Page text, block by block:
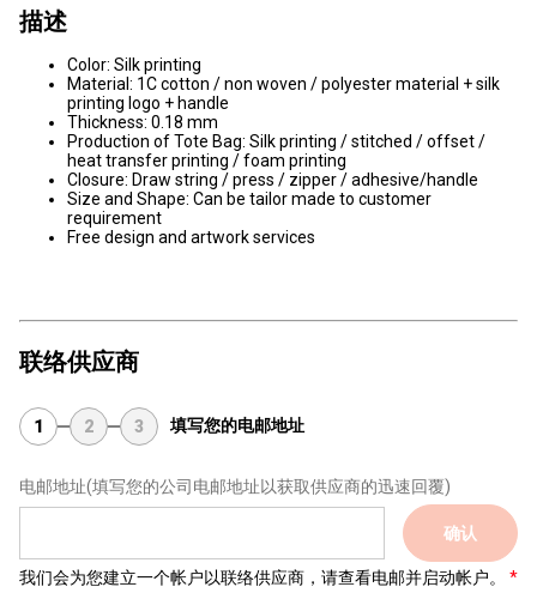
描述
Color: Silk printing
Material: 1C cotton / non woven / polyester material + silk
printing logo + handle
Thickness: 0.18 mm
Production of Tote Bag: Silk printing / stitched / offset /
heat transfer printing / foam printing
Closure: Draw string / press / zipper / adhesive/handle
Size and Shape: Can be tailor made to customer
requirement
Free design and artwork services
联络供应商
1 2 3 填写您的电邮地址
电邮地址(填写您的公司电邮地址以获取供应商的迅速回覆)
确认
我们会为您建立一个帐户以联络供应商，请查看电邮并启动帐户。